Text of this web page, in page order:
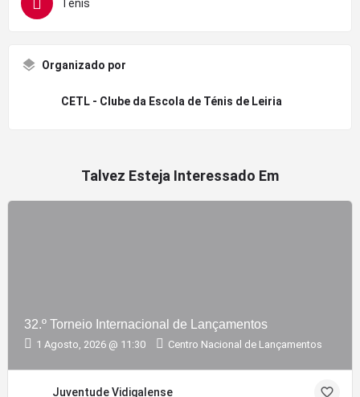
Ténis
Organizado por
CETL - Clube da Escola de Ténis de Leiria
Talvez Esteja Interessado Em
32.º Torneio Internacional de Lançamentos
1 Agosto, 2026 @ 11:30 Centro Nacional de Lançamentos
Juventude Vidigalense